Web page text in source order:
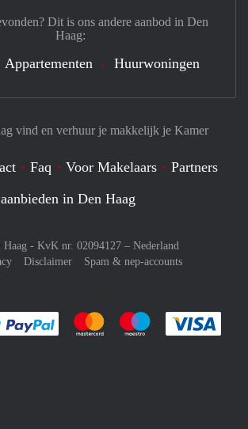
vind en verhuur je makkelijk je Kamer
Faq Voor Makelaars
Partners
in Den Haag
- KvK nr. 02094127 – Nederland
Disclaimer
Spam & nep-accounts
Je rekent gemakkelijk af met Paypal
Je rekent gemakkelijk af met
Je rekent
Dit is ons andere aanbod in Den
Haag:
Appartementen Huurwoningen